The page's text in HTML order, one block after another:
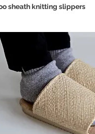
sheath knitting slippers